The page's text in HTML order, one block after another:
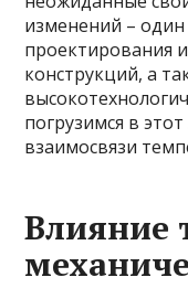
изменений –
проектирования
конструкций, а
погрузимся в
взаимосвязи
Влияние